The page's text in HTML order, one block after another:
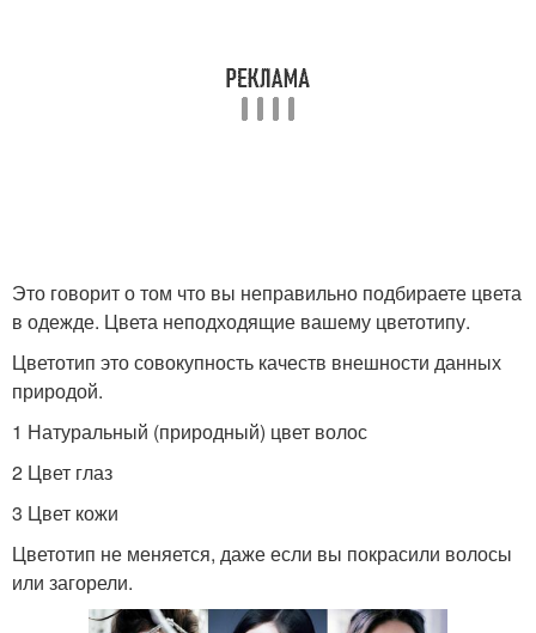
Это говорит о том что вы неправильно подбираете цвета
в одежде. Цвета неподходящие вашему цветотипу.
Цветотип это совокупность качеств внешности данных
природой.
1 Натуральный (природный) цвет волос
2 Цвет глаз
3 Цвет кожи
Цветотип не меняется, даже если вы покрасили волосы
или загорели.